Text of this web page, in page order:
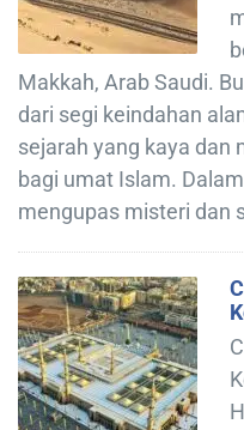
Makkah, Arab Saudi.
dari segi keindahan
sejarah yang kaya dan
bagi umat Islam.
mengupas misteri dan